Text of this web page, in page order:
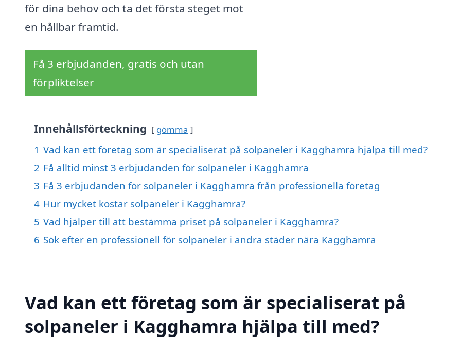
för dina behov och ta det första steget mot
en hållbar framtid.
Få 3 erbjudanden, gratis och utan
förpliktelser
Innehållsförteckning gömma
1 Vad kan ett företag som är specialiserat på solpaneler i Kagghamra hjälpa till med?
2 Få alltid minst 3 erbjudanden för solpaneler i Kagghamra
3 Få 3 erbjudanden för solpaneler i Kagghamra från professionella företag
4 Hur mycket kostar solpaneler i Kagghamra?
5 Vad hjälper till att bestämma priset på solpaneler i Kagghamra?
6 Sök efter en professionell för solpaneler i andra städer nära Kagghamra
Vad kan ett företag som är specialiserat på
solpaneler i Kagghamra hjälpa till med?